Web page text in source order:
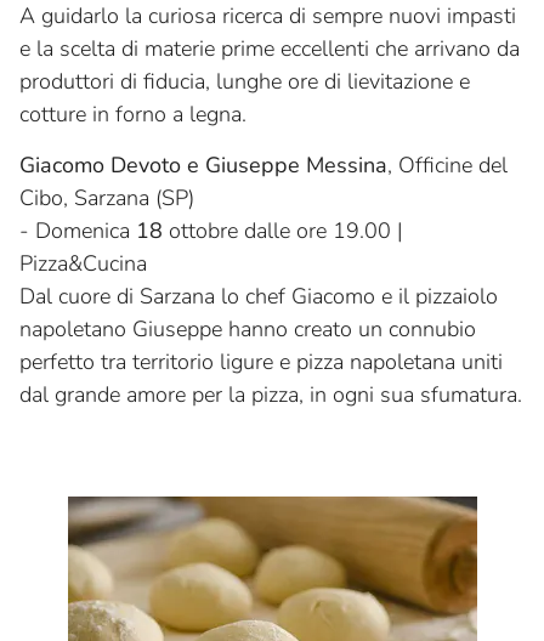
A guidarlo la curiosa ricerca di sempre nuovi impasti
e la scelta di materie prime eccellenti che arrivano da
produttori di fiducia, lunghe ore di lievitazione e
cotture in forno a legna.
Giacomo Devoto e Giuseppe Messina, Officine del
Cibo, Sarzana (SP)
- Domenica 18 ottobre dalle ore 19.00 |
Pizza&Cucina
Dal cuore di Sarzana lo chef Giacomo e il pizzaiolo
napoletano Giuseppe hanno creato un connubio
perfetto tra territorio ligure e pizza napoletana uniti
dal grande amore per la pizza, in ogni sua sfumatura.